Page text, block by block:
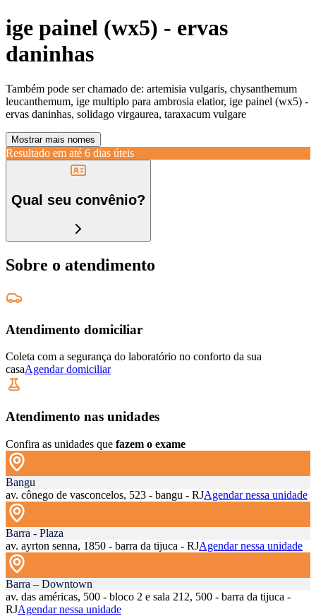
ige painel (wx5) - ervas
daninhas
Também pode ser chamado de: artemisia vulgaris, chysanthemum
leucanthemum, ige multiplo para ambrosia elatior, ige painel (wx5) -
ervas daninhas, solidago virgaurea, taraxacum vulgare
Mostrar mais nomes
Resultado em até 6 dias úteis
Qual seu convênio?
Sobre o atendimento
Atendimento domiciliar
Coleta com a segurança do laboratório no conforto da sua
casaAgendar domiciliar
Atendimento nas unidades
Confira as unidades que fazem o exame
Bangu
av. cônego de vasconcelos, 523 - bangu - RJAgendar nessa unidade
Barra - Plaza
av. ayrton senna, 1850 - barra da tijuca - RJAgendar nessa unidade
Barra – Downtown
av. das américas, 500 - bloco 2 e sala 212, 500 - barra da tijuca -
RJAgendar nessa unidade